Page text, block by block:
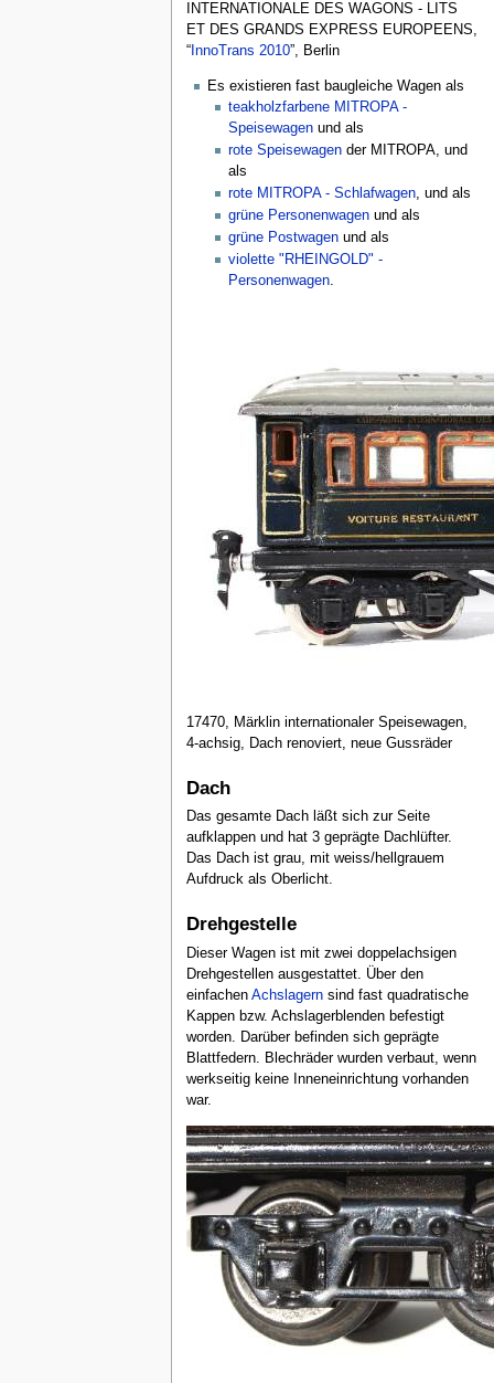
INTERNATIONALE DES WAGONS - LITS
ET DES GRANDS EXPRESS EUROPEENS,
“InnoTrans 2010”, Berlin
Es existieren fast baugleiche Wagen als
teakholzfarbene MITROPA -
Speisewagenund als
rote Speisewagender MITROPA, und
als
rote MITROPA - Schlafwagen, und als
grüne Personenwagenund als
grüne Postwagenund als
violette "RHEINGOLD" -
Personenwagen.
17470, Märklin internationaler Speisewagen,
4-achsig, Dach renoviert, neue Gussräder
Dach
Das gesamte Dach läßt sich zur Seite
aufklappen und hat 3 geprägte Dachlüfter.
Das Dach ist grau, mit weiss/hellgrauem
Aufdruck als Oberlicht.
Drehgestelle
Dieser Wagen ist mit zwei doppelachsigen
Drehgestellen ausgestattet. Über den
einfachen Achslagernsind fast quadratische
Kappen bzw. Achslagerblenden befestigt
worden. Darüber befinden sich geprägte
Blattfedern. Blechräder wurden verbaut, wenn
werkseitig keine Inneneinrichtung vorhanden
war.